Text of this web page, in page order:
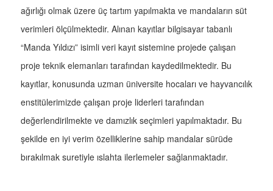
ağırlığı olmak üzere üç tartım yapılmakta ve mandaların süt
verimleri ölçülmektedir. Alınan kayıtlar bilgisayar tabanlı
“Manda Yıldızı” isimli veri kayıt sistemine projede çalışan
proje teknik elemanları tarafından kaydedilmektedir. Bu
kayıtlar, konusunda uzman üniversite hocaları ve hayvancılık
enstitülerimizde çalışan proje liderleri tarafından
değerlendirilmekte ve damızlık seçimleri yapılmaktadır. Bu
şekilde en iyi verim özelliklerine sahip mandalar sürüde
bırakılmak suretiyle ıslahta ilerlemeler sağlanmaktadır.